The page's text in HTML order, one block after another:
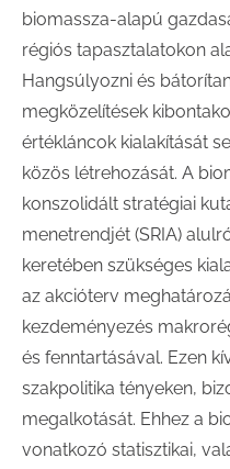
biomassza-alapú
régiós tapasztalatokon
Hangsúlyozni és
megközelítések
értékláncok kialakítását
közös létrehozását. A
konszolidált stratégiai
menetrendjét (SRIA)
keretében szükséges
az akcióterv
kezdeményezés
és fenntartásával. Ezen
szakpolitika tényeken,
megalkotását. Ehhez a
vonatkozó statisztikai,